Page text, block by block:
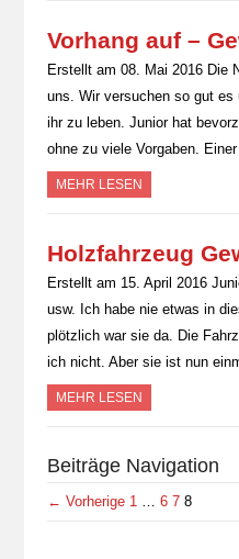
Vorhang auf –
Erstellt am 08. Mai 2016 Die
uns. Wir versuchen so gut
ihr zu leben. Junior hat
ohne zu viele Vorgaben.
MEHR LESEN
Holzfahrzeug
Erstellt am 15. April 2016
usw. Ich habe nie etwas in
plötzlich war sie da. Die
ich nicht. Aber sie ist nun
MEHR LESEN
Beiträge Navigation
← Vorherige 1 … 6 7 8